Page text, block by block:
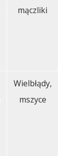
mączliki
Wielbłądy,
mszyce